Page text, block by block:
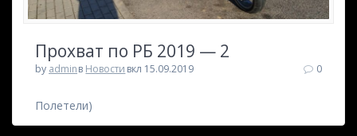
Прохват по РБ 2019 — 2
by adminв Новости вкл 15.09.2019 0
Полетели)